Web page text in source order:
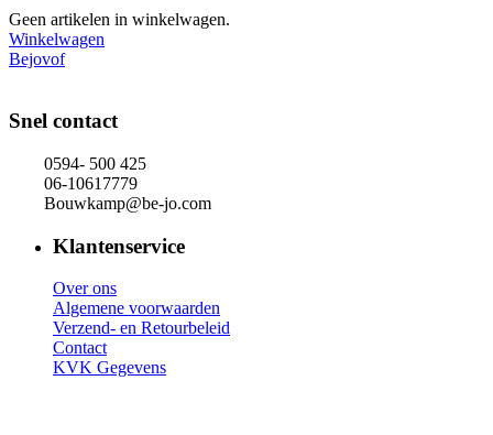
Geen artikelen in winkelwagen.
Winkelwagen
Bejovof
Snel contact
0594- 500 425
06-10617779
Bouwkamp@be-jo.com
Klantenservice
Over ons
Algemene voorwaarden
Verzend- en Retourbeleid
Contact
KVK Gegevens